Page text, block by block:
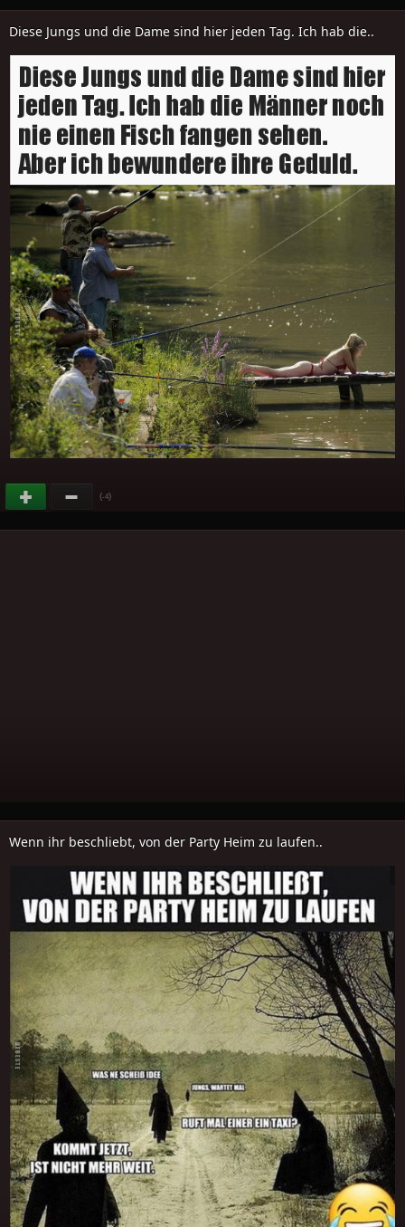
Diese Jungs und die Dame sind hier jeden Tag. Ich hab die..
(-4)
Wenn ihr beschliebt, von der Party Heim zu laufen..